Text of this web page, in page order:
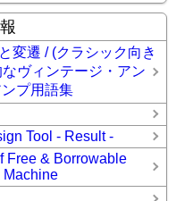
変遷 / (クラシック向き
ヴィンテージ・アン
プ用語集
Tool - Result -
Free & Borrowable
Machine